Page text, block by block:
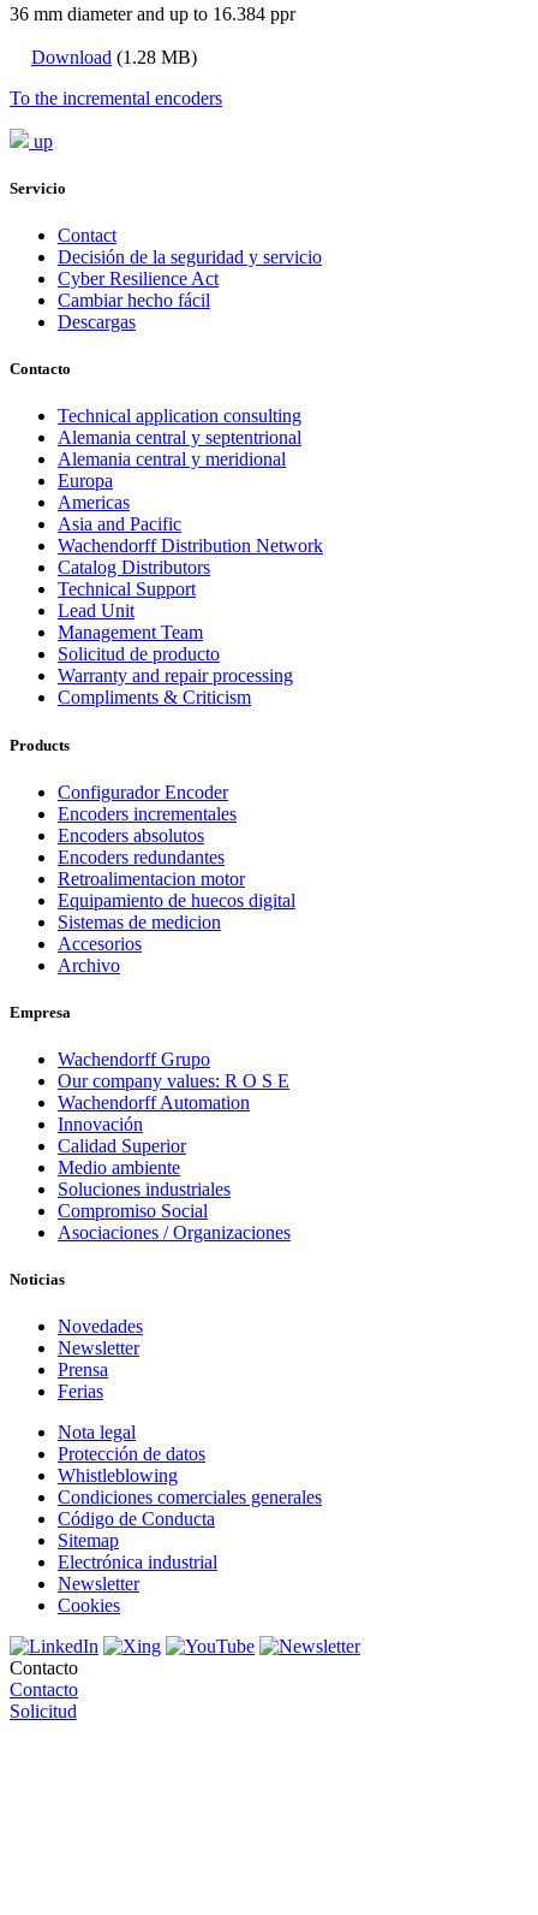
36 mm diameter and up to 16.384 ppr
Download (1.28 MB)
To the incremental encoders
up
Servicio
Contact
Decisión de la seguridad y servicio
Cyber Resilience Act
Cambiar hecho fácil
Descargas
Contacto
Technical application consulting
Alemania central y septentrional
Alemania central y meridional
Europa
Americas
Asia and Pacific
Wachendorff Distribution Network
Catalog Distributors
Technical Support
Lead Unit
Management Team
Solicitud de producto
Warranty and repair processing
Compliments & Criticism
Products
Configurador Encoder
Encoders incrementales
Encoders absolutos
Encoders redundantes
Retroalimentacion motor
Equipamiento de huecos digital
Sistemas de medicion
Accesorios
Archivo
Empresa
Wachendorff Grupo
Our company values: R O S E
Wachendorff Automation
Innovación
Calidad Superior
Medio ambiente
Soluciones industriales
Compromiso Social
Asociaciones / Organizaciones
Noticias
Novedades
Newsletter
Prensa
Ferias
Nota legal
Protección de datos
Whistleblowing
Condiciones comerciales generales
Código de Conducta
Sitemap
Electrónica industrial
Newsletter
Cookies
Contacto
Contacto
Solicitud